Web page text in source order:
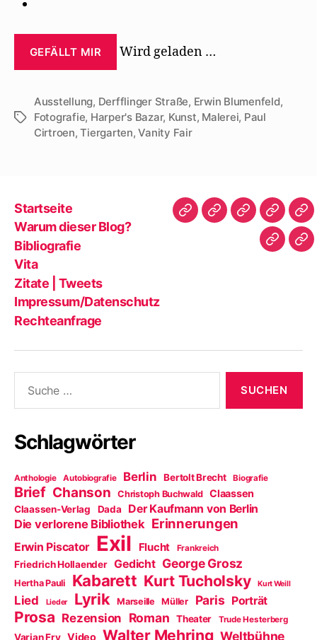
GEFÄLLT MIR Wird geladen …
Schlagwörter
Ausstellung, Derfflinger Straße, Erwin Blumenfeld,
Fotografie, Harper's Bazar, Kunst, Malerei, Paul
Cirtroen,Tiergarten,Vanity Fair
Startseite
Warum dieser Blog?
Bibliografie
Vita
Zitate | Tweets
Impressum/Datenschutz
Rechteanfrage
Startseite
WarumBibliografie
Vita
|
nach:
Schlagwörter
Anthologie Autobiografie Berlin Bertolt Brecht Biografie
Brief Chanson Christoph Buchwald Claassen
Claassen-Verlag Dada Der Kaufmann von Berlin
Die verlorene Bibliothek Erinnerungen
Erwin Piscator Exil Flucht Frankreich
Friedrich Hollaender Gedicht George Grosz
Hertha Pauli Kabarett Kurt Tucholsky Kurt Weill
Lied Lieder Lyrik Marseille Müller Paris Porträt
Prosa Rezension Roman Theater Trude Hesterberg
Varian Fry Video Walter Mehring Weltbühne